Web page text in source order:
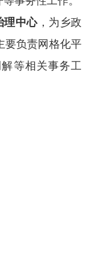
理中心，为乡政
要负责网格化平
等相关事务工